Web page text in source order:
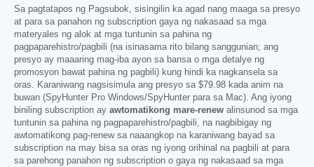
Sa pagtatapos ng Pagsubok, sisingilin ka agad nang maaga sa presyo
at para sa panahon ng subscription gaya ng nakasaad sa mga
materyales ng alok at mga tuntunin sa pahina ng
pagpaparehistro/pagbili (na isinasama rito bilang sanggunian; ang
presyo ay maaaring mag-iba ayon sa bansa o mga detalye ng
promosyon bawat pahina ng pagbili) kung hindi ka nagkansela sa
oras. Karaniwang nagsisimula ang presyo sa $79.98 kada anim na
buwan (SpyHunter Pro Windows/SpyHunter para sa Mac). Ang iyong
biniling subscription ay awtomatikong mare-renew alinsunod sa mga
tuntunin sa pahina ng pagpaparehistro/pagbili, na nagbibigay ng
awtomatikong pag-renew sa naaangkop na karaniwang bayad sa
subscription na may bisa sa oras ng iyong orihinal na pagbili at para
sa parehong panahon ng subscription o gaya ng nakasaad sa mga